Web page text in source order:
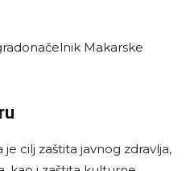
Makarske
je cilj zaštita javnog zdravlja,